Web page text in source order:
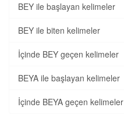
BEY ile başlayan kelimeler
BEY ile biten kelimeler
İçinde BEY geçen kelimeler
BEYA ile başlayan kelimeler
İçinde BEYA geçen kelimeler